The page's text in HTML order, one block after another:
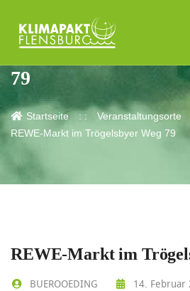
REWE-Markt im
79
Startseite
Veranstaltungsorte
REWE-Markt im Trögelsbyer Weg 79
REWE-Markt im
BUEROOEDING
14. Februar